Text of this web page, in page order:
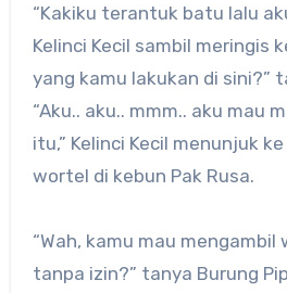
“Kakiku terantuk batu lalu
Kelinci Kecil sambil meringis
yang kamu lakukan di sini?”
“Aku.. aku.. mmm.. aku mau
itu,” Kelinci Kecil menunjuk
wortel di kebun Pak Rusa.
“Wah, kamu mau mengambil
tanpa izin?” tanya Burung